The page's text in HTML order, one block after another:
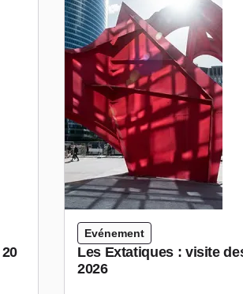
Evénement
Les Extatiques : visite
2026